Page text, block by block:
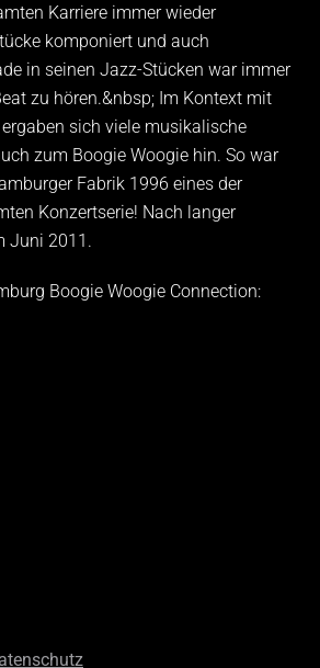
Karriere immer wieder
komponiert und auch
in seinen Jazz-Stücken war immer
zu hören.&nbsp; Im Kontext mit
sich viele musikalische
zum Boogie Woogie hin. So war
Fabrik 1996 eines der
Konzertserie! Nach langer
Juni 2011.
Boogie Woogie Connection: